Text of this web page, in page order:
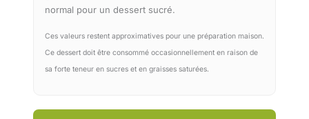
normal pour un dessert sucré.
Ces valeurs restent approximatives pour une préparation maison.
Ce dessert doit être consommé occasionnellement en raison de
sa forte teneur en sucres et en graisses saturées.